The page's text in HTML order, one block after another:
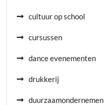
cultuur op school
cursussen
dance evenementen
drukkerij
duurzaamondernemen